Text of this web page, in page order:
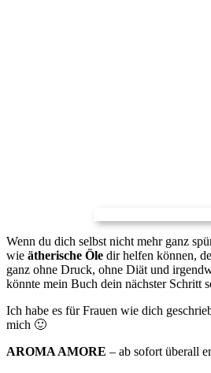
Wenn du dich selbst nicht mehr ganz
wie ätherische Öle dir helfen können,
ganz ohne Druck, ohne Diät und
könnte mein Buch dein nächster Schritt
Ich habe es für Frauen wie dich
mich 🙂
AROMA AMORE – ab sofort überall